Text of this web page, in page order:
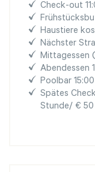
Check-out
Haustiere
Nächster
Mittagessen
Abendessen
Poolbar
Spätes
Stunde/ € 50